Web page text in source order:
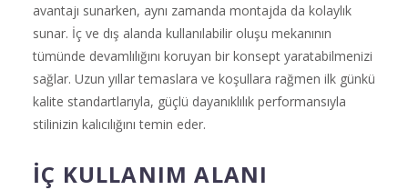
avantajı sunarken, aynı zamanda montajda da kolaylık
sunar. İç ve dış alanda kullanılabilir oluşu mekanının
tümünde devamlılığını koruyan bir konsept yaratabilmenizi
sağlar. Uzun yıllar temaslara ve koşullara rağmen ilk günkü
kalite standartlarıyla, güçlü dayanıklılık performansıyla
stilinizin kalıcılığını temin eder.
İÇ KULLANIM ALANI